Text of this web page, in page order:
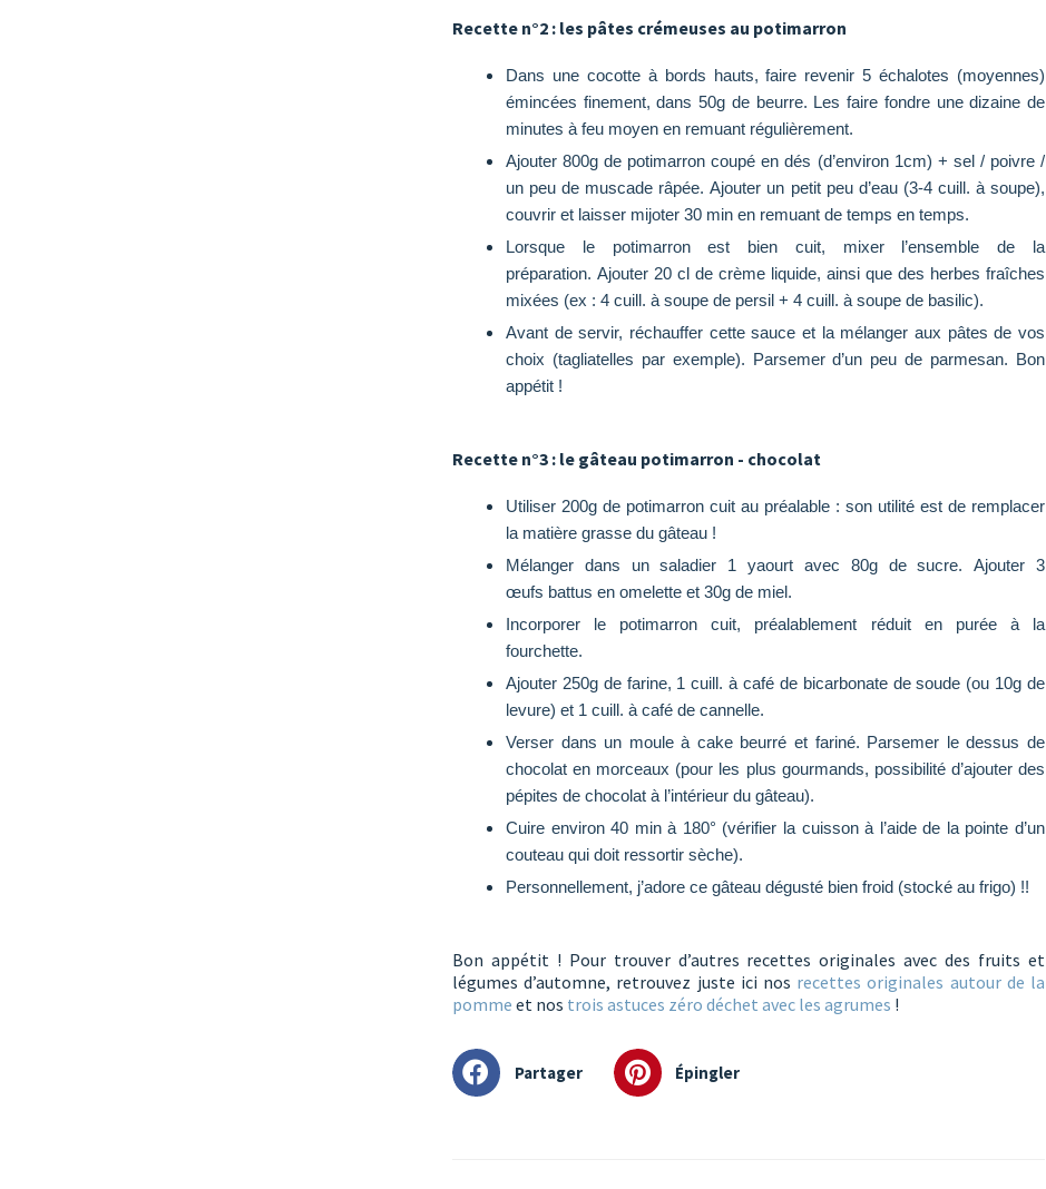
Recette n°2 : les pâtes crémeuses au potimarron
Dans une cocotte à bords hauts, faire revenir 5 échalotes (moyennes)
émincées finement, dans 50g de beurre. Les faire fondre une dizaine de
minutes à feu moyen en remuant régulièrement.
Ajouter 800g de potimarron coupé en dés (d’environ 1cm) + sel / poivre /
un peu de muscade râpée. Ajouter un petit peu d’eau (3-4 cuill. à soupe),
couvrir et laisser mijoter 30 min en remuant de temps en temps.
Lorsque le potimarron est bien cuit, mixer l’ensemble de la
préparation. Ajouter 20 cl de crème liquide, ainsi que des herbes fraîches
mixées (ex : 4 cuill. à soupe de persil + 4 cuill. à soupe de basilic).
Avant de servir, réchauffer cette sauce et la mélanger aux pâtes de vos
choix (tagliatelles par exemple). Parsemer d’un peu de parmesan. Bon
appétit !
Recette n°3 : le gâteau potimarron - chocolat
Utiliser 200g de potimarron cuit au préalable : son utilité est de remplacer
la matière grasse du gâteau !
Mélanger dans un saladier 1 yaourt avec 80g de sucre. Ajouter 3
œufs battus en omelette et 30g de miel.
Incorporer le potimarron cuit, préalablement réduit en purée à la
fourchette.
Ajouter 250g de farine, 1 cuill. à café de bicarbonate de soude (ou 10g de
levure) et 1 cuill. à café de cannelle.
Verser dans un moule à cake beurré et fariné. Parsemer le dessus de
chocolat en morceaux (pour les plus gourmands, possibilité d’ajouter des
pépites de chocolat à l’intérieur du gâteau).
Cuire environ 40 min à 180° (vérifier la cuisson à l’aide de la pointe d’un
couteau qui doit ressortir sèche).
Personnellement, j’adore ce gâteau dégusté bien froid (stocké au frigo) !!
Bon appétit ! Pour trouver d’autres recettes originales avec des fruits et
légumes d’automne, retrouvez juste ici nos recettes originales autour de la
pomme et nos trois astuces zéro déchet avec les agrumes !
Partager Épingler